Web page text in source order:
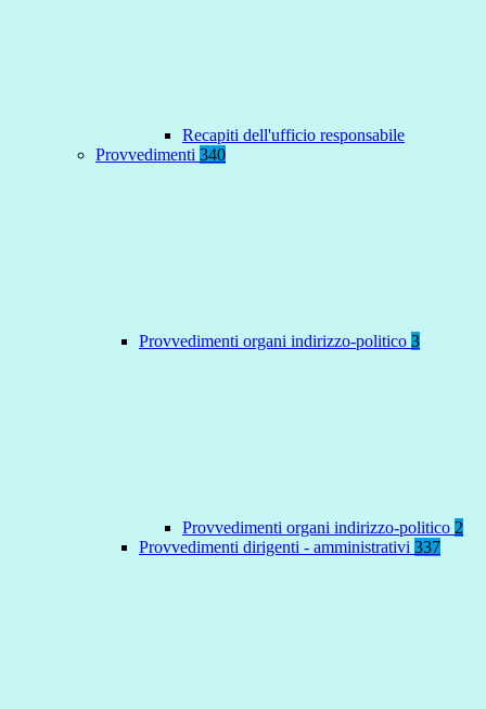
Recapiti dell'ufficio responsabile
Provvedimenti 340
Provvedimenti organi indirizzo-politico 3
Provvedimenti organi indirizzo-politico 2
Provvedimenti dirigenti - amministrativi 337